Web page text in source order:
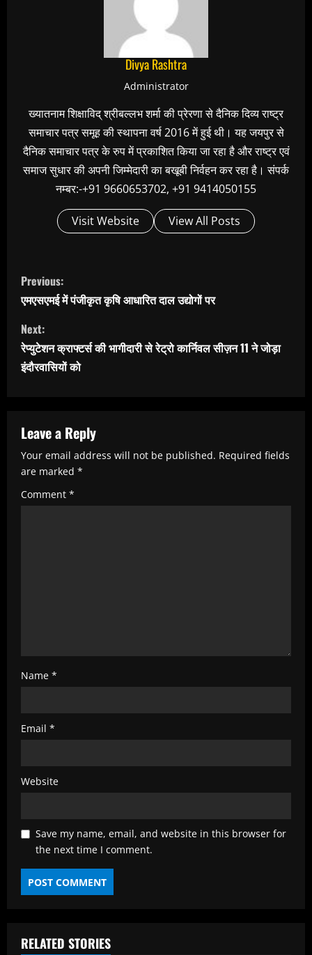
Divya Rashtra
Administrator
ख्यातनाम शिक्षाविद् श्रीबल्लभ शर्मा की प्रेरणा से दैनिक दिव्य राष्ट्र
समाचार पत्र समूह की स्थापना वर्ष 2016 में हुई थी। यह जयपुर से
दैनिक समाचार पत्र के रुप में प्रकाशित किया जा रहा है और राष्ट्र एवं
समाज सुधार की अपनी जिम्मेदारी का बखूबी निर्वहन कर रहा है। संपर्क
नम्बर:-+91 9660653702, +91 9414050155
Visit Website View All Posts
C
o
n
t
i
e
R
e
a
Previous:
एमएसएमई में पंजीकृत कृषि आधारित दाल उ‌द्योगों पर
Next:
रेप्युटेशन क्राफ्टर्स की भागीदारी से रेट्रो कार्निवल सीज़न 11 ने जोड़ा
इंदौरवासियों को
Leave a Reply
Your email address will not be published. Required fields
are marked *
Comment *
Name *
Email *
Website
Save my name, email, and website in this browser for
the next time I comment.
RELATED STORIES